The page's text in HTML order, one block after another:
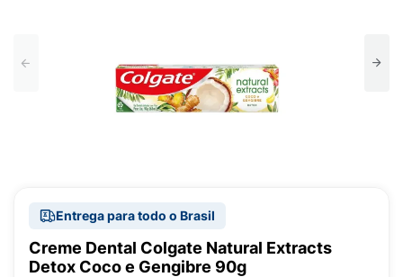
Entrega para todo o Brasil
Creme Dental Colgate Natural Extracts
Detox Coco e Gengibre 90g